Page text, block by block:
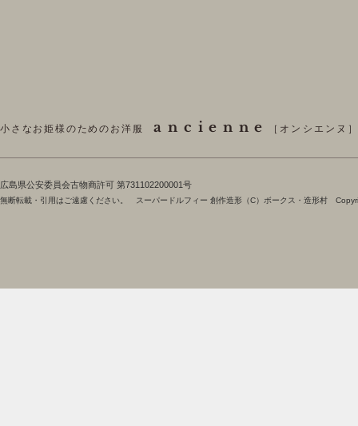
小さなお姫様のためのお洋服 ancienne ［オンシエンヌ
​広島県公安委員会古物商許可 第731102200001号
無断転載・引用はご遠慮ください。 スーパードルフィー 創作造形（C）ボークス・造形村